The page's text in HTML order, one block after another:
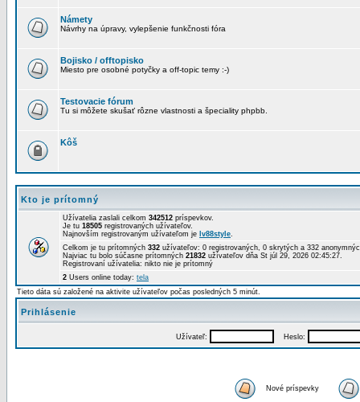
Námety
Návrhy na úpravy, vylepšenie funkčnosti fóra
Bojisko / offtopisko
Miesto pre osobné potyčky a off-topic temy :-)
Testovacie fórum
Tu si môžete skušať rôzne vlastnosti a špeciality phpbb.
Kôš
Kto je prítomný
Užívatelia zaslali celkom 342512 príspevkov.
Je tu 18505 registrovaných užívateľov.
Najnovším registrovaným užívateľom je lv88style.
Celkom je tu prítomných 332 užívateľov: 0 registrovaných, 0 skrytých a 332
Najviac tu bolo súčasne prítomných 21832 užívateľov dňa St júl 29, 2026 02:45:27.
Registrovaní užívatelia: nikto nie je prítomný
2 Users online today: tela
Tieto dáta sú založené na aktivite užívateľov počas posledných 5 minút.
Prihlásenie
Užívateľ: Heslo:
Nové príspevky